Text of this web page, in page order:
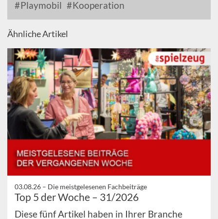
Playmobil
Kooperation
Ähnliche Artikel
03.08.26 – Die meistgelesenen Fachbeiträge
Top 5 der Woche – 31/2026
Diese fünf Artikel haben in Ihrer Branche